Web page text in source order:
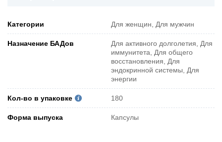
Категории Для женщин, Для мужчин
Назначение БАДов
Для активного долголетия, Для
иммунитета, Для общего
восстановления, Для
эндокринной системы, Для
энергии
Кол-во в упаковке 180
Форма выпуска Капсулы